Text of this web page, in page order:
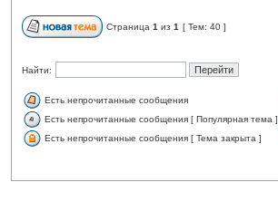
Страница 1 из 1 [ Тем: 40 ]
Найти:
Есть непрочитанные сообщения
Есть непрочитанные сообщения [ Популярная тема ]
Есть непрочитанные сообщения [ Тема закрыта ]